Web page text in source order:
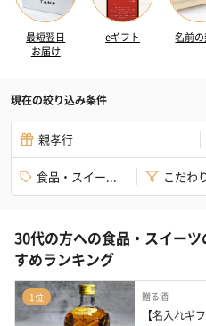
最短翌日
お届け
eギフト 名前
現在の絞り込み条件
親孝行
食品・スイー... こだわ
30代の方への食品・スイー
すめランキング
1位 贈る酒
【名入れギ